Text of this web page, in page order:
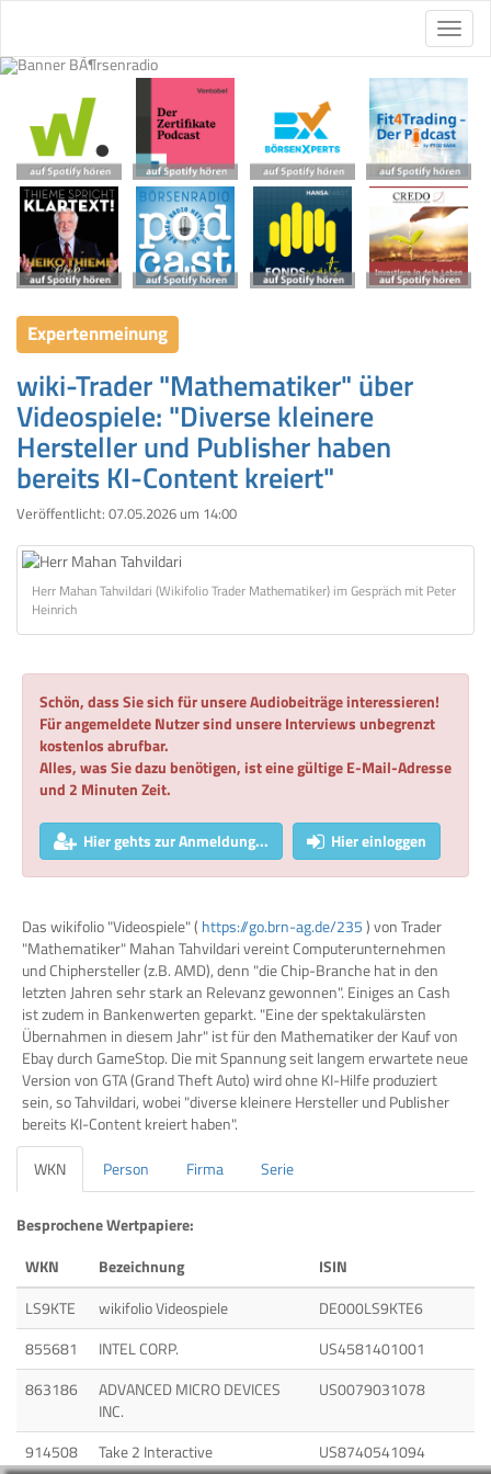
Expertenmeinung
wiki-Trader "Mathematiker" über
Videospiele: "Diverse kleinere
Hersteller und Publisher haben
bereits KI-Content kreiert"
Veröffentlicht: 07.05.2026 um 14:00
Herr Mahan Tahvildari (Wikifolio Trader Mathematiker) im Gespräch mit Peter
Heinrich
Schön, dass Sie sich für unsere Audiobeiträge interessieren!
Für angemeldete Nutzer sind unsere Interviews unbegrenzt
kostenlos abrufbar.
Alles, was Sie dazu benötigen, ist eine gültige E-Mail-Adresse
und 2 Minuten Zeit.
Hier gehts zur Anmeldung... Hier einloggen
Das wikifolio "Videospiele" ( https://go.brn-ag.de/235) von Trader
"Mathematiker" Mahan Tahvildari vereint Computerunternehmen
und Chiphersteller (z.B. AMD), denn "die Chip-Branche hat in den
letzten Jahren sehr stark an Relevanz gewonnen". Einiges an Cash
ist zudem in Bankenwerten geparkt. "Eine der spektakulärsten
Übernahmen in diesem Jahr" ist für den Mathematiker der Kauf von
Ebay durch GameStop. Die mit Spannung seit langem erwartete neue
Version von GTA (Grand Theft Auto) wird ohne KI-Hilfe produziert
sein, so Tahvildari, wobei "diverse kleinere Hersteller und Publisher
bereits KI-Content kreiert haben".
WKN
Person Firma Serie
Besprochene Wertpapiere:
WKN
Bezeichnung
ISIN
LS9KTE
wikifolio Videospiele
DE000LS9KTE6
855681
INTEL CORP.
US4581401001
863186
ADVANCED MICRO DEVICES
INC.
US0079031078
914508 Take 2 Interactive US8740541094